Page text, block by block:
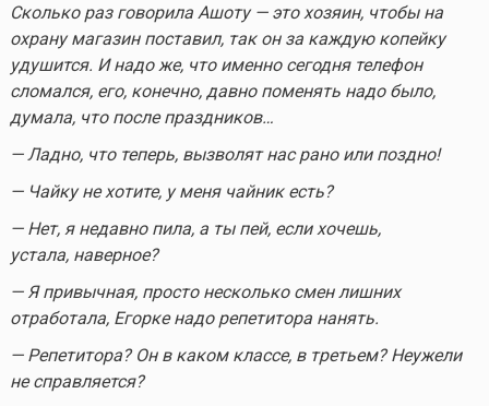
Сколько раз говорила Ашоту — это хозяин, чтобы на
охрану магазин поставил, так он за каждую копейку
удушится. И надо же, что именно сегодня телефон
сломался, его, конечно, давно поменять надо было,
думала, что после праздников…
— Ладно, что теперь, вызволят нас рано или поздно!
— Чайку не хотите, у меня чайник есть?
— Нет, я недавно пила, а ты пей, если хочешь,
устала, наверное?
— Я привычная, просто несколько смен лишних
отработала, Егорке надо репетитора нанять.
— Репетитора? Он в каком классе, в третьем? Неужели
не справляется?